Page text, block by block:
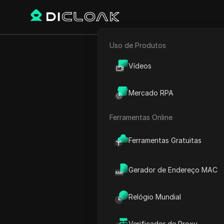
E-commerce
Uso de Produtos
Vídeos
Mercado RPA
Ferramentas Online
Ferramentas Gratuitas
Gerador de Endereço MAC
Relógio Mundial
Play Video:Preocupado